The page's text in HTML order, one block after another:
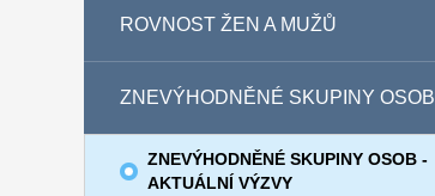
ROVNOST ŽEN A MUŽŮ
ZNEVÝHODNĚNÉ SKUPINY OSOB
ZNEVÝHODNĚNÉ SKUPINY OSOB -
AKTUÁLNÍ VÝZVY